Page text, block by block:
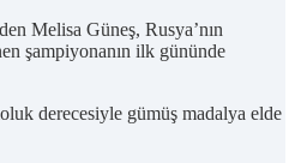
Melisa Güneş, Rusya’nın
şampiyonanın ilk gününde
derecesiyle gümüş madalya elde